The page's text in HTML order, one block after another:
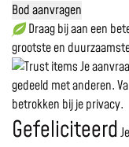
Bod aanvragen
Draag bij aan een
grootste en
Je
gedeeld met anderen.
betrokken bij je privacy.
Gefeliciteerd